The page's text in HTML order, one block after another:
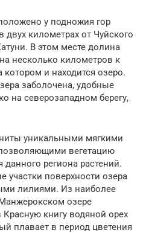
у подножия гор
километрах от Чуйского
В этом месте долина
несколько километров к
котором и находится озеро.
заболочена, удобные
на северозападном берегу,
уникальными мягкими
вегетацию
данного региона растений.
поверхности озера
лилиями. Из наиболее
озере
книгу водяной орех
плавает в период цветения